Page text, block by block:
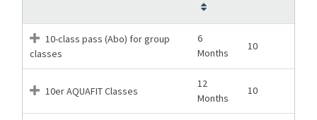
10-class pass (Abo) for group
classes
6
Months
10
10er AQUAFIT Classes
12
Months
10